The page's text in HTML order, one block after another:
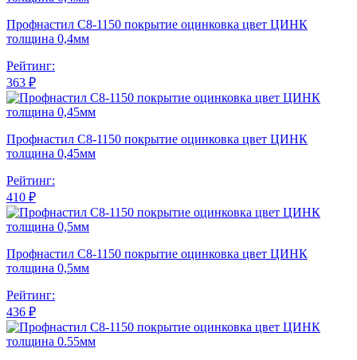
Профнастил С8-1150 покрытие оцинковка цвет ЦИНК
толщина 0,4мм
Рейтинг:
363 ₽
Профнастил С8-1150 покрытие оцинковка цвет ЦИНК
толщина 0,45мм
Рейтинг:
410 ₽
Профнастил С8-1150 покрытие оцинковка цвет ЦИНК
толщина 0,5мм
Рейтинг:
436 ₽